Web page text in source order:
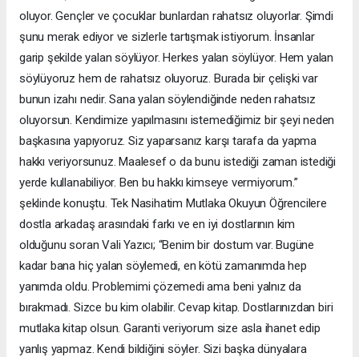
oluyor. Gençler ve çocuklar bunlardan rahatsız oluyorlar. Şimdi
şunu merak ediyor ve sizlerle tartışmak istiyorum. İnsanlar
garip şekilde yalan söylüyor. Herkes yalan söylüyor. Hem yalan
söylüyoruz hem de rahatsız oluyoruz. Burada bir çelişki var
bunun izahı nedir. Sana yalan söylendiğinde neden rahatsız
oluyorsun. Kendimize yapılmasını istemediğimiz bir şeyi neden
başkasına yapıyoruz. Siz yaparsanız karşı tarafa da yapma
hakkı veriyorsunuz. Maalesef o da bunu istediği zaman istediği
yerde kullanabiliyor. Ben bu hakkı kimseye vermiyorum.”
şeklinde konuştu. Tek Nasihatim Mutlaka Okuyun Öğrencilere
dostla arkadaş arasındaki farkı ve en iyi dostlarının kim
olduğunu soran Vali Yazıcı; “Benim bir dostum var. Bugüne
kadar bana hiç yalan söylemedi, en kötü zamanımda hep
yanımda oldu. Problemimi çözemedi ama beni yalnız da
bırakmadı. Sizce bu kim olabilir. Cevap kitap. Dostlarınızdan biri
mutlaka kitap olsun. Garanti veriyorum size asla ihanet edip
yanlış yapmaz. Kendi bildiğini söyler. Sizi başka dünyalara